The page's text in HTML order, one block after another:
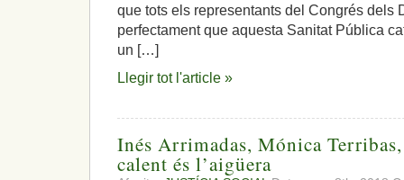
que tots els representants del Congrés dels
perfectament que aquesta Sanitat Pública
un […]
Llegir tot l'article »
Inés Arrimadas, Mónica
calent és l’aigüera